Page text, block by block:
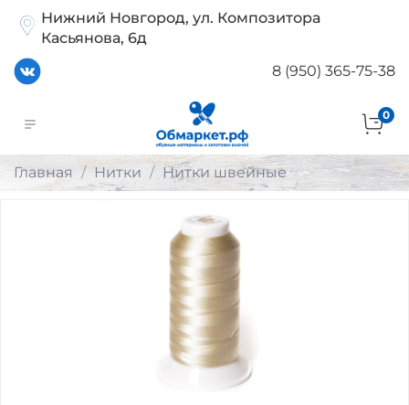
Нижний Новгород, ул. Композитора
Касьянова, 6д
8 (950) 365-75-38
0
Главная Нитки Нитки швейные